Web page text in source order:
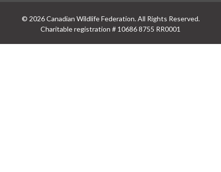
© 2026 Canadian Wildlife Federation. All Rights Reserved.
Charitable registration # 10686 8755 RR0001